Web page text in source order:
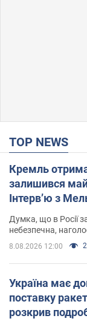
TOP NEWS
Кремль
залишився
Інтерв’ю з
Думка, що в Росії
небезпечна,
8.08.2026 12:00
Україна має
поставку
розкрив